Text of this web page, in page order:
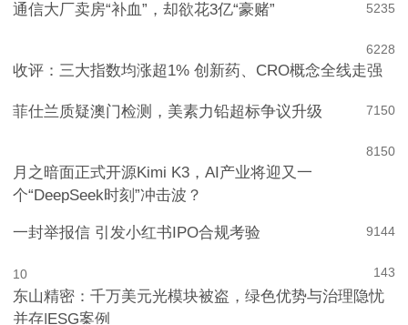
235
5
通信大厂卖房“补血”，却欲花3亿“豪赌”
228
6
收评：三大指数均涨超1% 创新药、CRO概念全线走强
150
7
菲仕兰质疑澳门检测，美素力铅超标争议升级
150
8
月之暗面正式开源Kimi K3，AI产业将迎又一
个“DeepSeek时刻”冲击波？
144
9
一封举报信 引发小红书IPO合规考验
143
10
东山精密：千万美元光模块被盗，绿色优势与治理隐忧
并存|ESG案例